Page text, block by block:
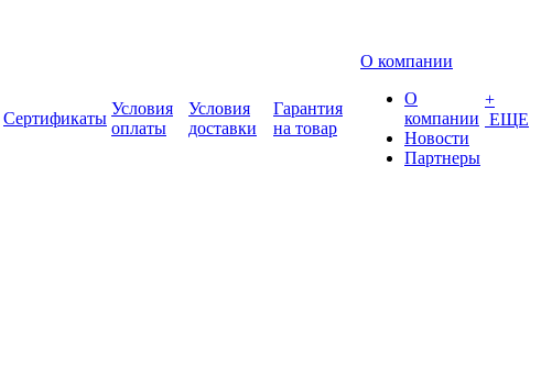
Сертификаты
Условия
оплаты
Условия
доставки
Гарантия
на товар
О компании
О
компании
Новости
Партнеры
+
ЕЩЕ